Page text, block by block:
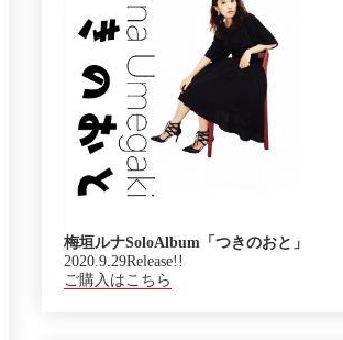
梅垣ルナSoloAlbum「つきのおと」
2020.9.29Release!!
ご購入はこちら